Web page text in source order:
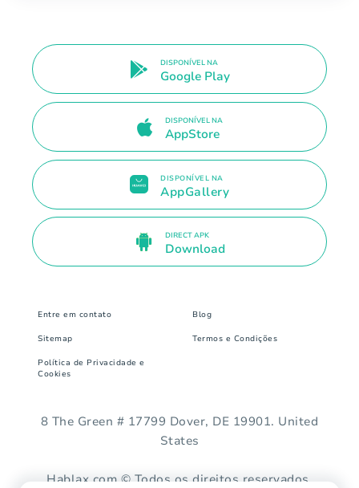
DISPONÍVEL NA
Google Play
DISPONÍVEL NA
AppStore
DISPONÍVEL NA
AppGallery
DIRECT APK
Download
Entre em contato Blog
Sitemap Termos e Condições
Política de Privacidade e
Cookies
8 The Green # 17799 Dover, DE 19901. United
States
Hablax.com © Todos os direitos reservados.